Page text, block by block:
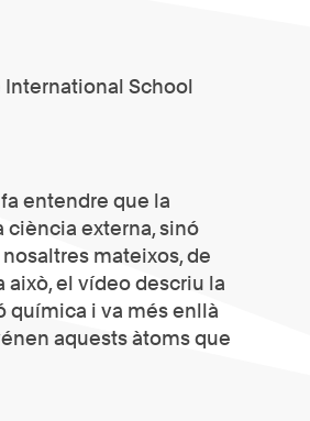
International School
entendre que la
ciència externa, sinó
mateixos, de
això, el vídeo descriu la
química i va més enllà
aquests àtoms que